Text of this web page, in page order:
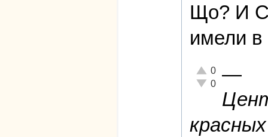
Що? И
имели в
Отлично!
0
Неадекватно!
0 —